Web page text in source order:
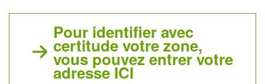
Pour identifier avec
certitude votre zone,
vous pouvez entrer votre
adresse ICI